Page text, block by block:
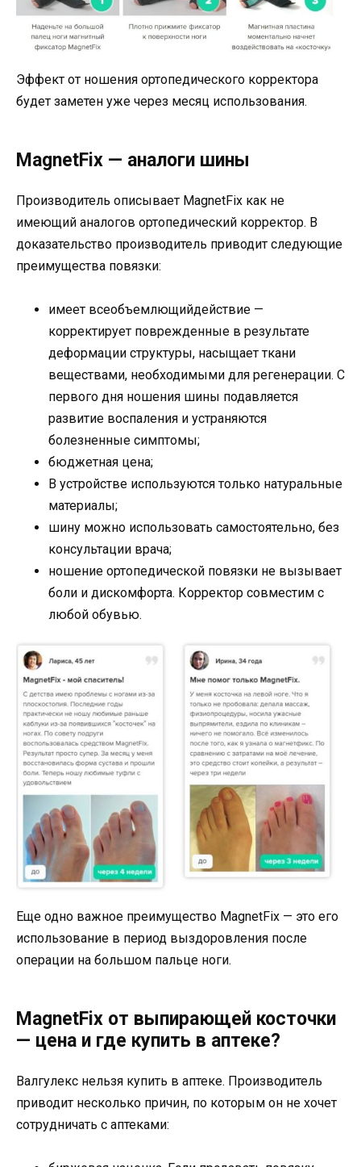
Эффект от ношения ортопедического корректора
будет заметен уже через месяц использования.
MagnetFix — аналоги шины
Производитель описывает MagnetFix как не
имеющий аналогов ортопедический корректор. В
доказательство производитель приводит следующие
преимущества повязки:
имеет всеобъемлющийдействие —
корректирует поврежденные в результате
деформации структуры, насыщает ткани
веществами, необходимыми для регенерации. С
первого дня ношения шины подавляется
развитие воспаления и устраняются
болезненные симптомы;
бюджетная цена;
В устройстве используются только натуральные
материалы;
шину можно использовать самостоятельно, без
консультации врача;
ношение ортопедической повязки не вызывает
боли и дискомфорта. Корректор совместим с
любой обувью.
Еще одно важное преимущество MagnetFix — это его
использование в период выздоровления после
операции на большом пальце ноги.
MagnetFix от выпирающей косточки
— цена и где купить в аптеке?
Валгулекс нельзя купить в аптеке. Производитель
приводит несколько причин, по которым он не хочет
сотрудничать с аптеками: